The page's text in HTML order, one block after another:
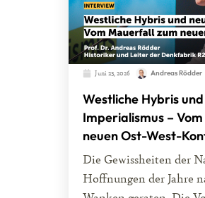
Juni 23, 2026 Andreas Rödder
Westliche Hybris
Imperialismus –
neuen Ost-West-
Die Gewissheiten der
Hoffnungen der Jahre